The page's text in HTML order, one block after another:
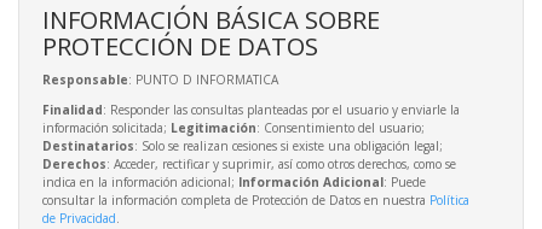
INFORMACIÓN BÁSICA SOBRE
PROTECCIÓN DE DATOS
Responsable: PUNTO D INFORMATICA
Finalidad: Responder las consultas planteadas por el usuario y enviarle la
información solicitada; Legitimación: Consentimiento del usuario;
Destinatarios: Solo se realizan cesiones si existe una obligación legal;
Derechos: Acceder, rectificar y suprimir, así como otros derechos, como se
indica en la información adicional; Información Adicional: Puede
consultar la información completa de Protección de Datos en nuestra Política
de Privacidad